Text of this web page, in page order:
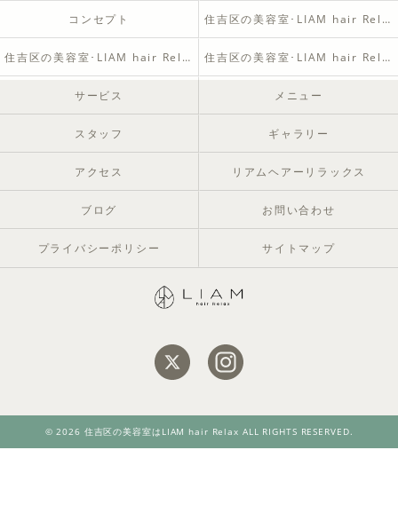
コンセプト 住吉区の美容室･LIAM hair Relaxの口コミ情報
住吉区の美容室･LIAM hair Relaxの評判 住吉区の美容室･LIAM hair Relaxのお客様の声
サービス メニュー
スタッフ ギャラリー
アクセス リアムヘアーリラックス
ブログ お問い合わせ
プライバシーポリシー サイトマップ
© 2026 住吉区の美容室はLIAM hair Relax ALL RIGHTS RESERVED.